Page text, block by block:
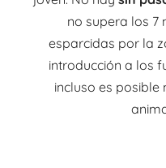
no supera los 7
esparcidas por la
introducción a los
incluso es posible